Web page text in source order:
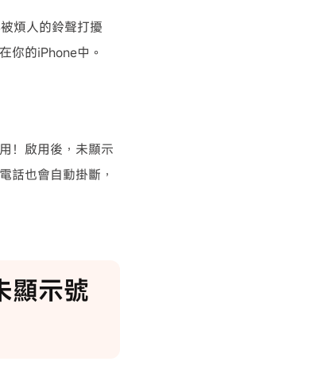
煩人的鈴聲打擾
你的iPhone中。
！啟用後，未顯示
話也會自動掛斷，
顯示號